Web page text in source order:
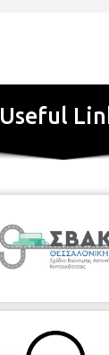
Useful